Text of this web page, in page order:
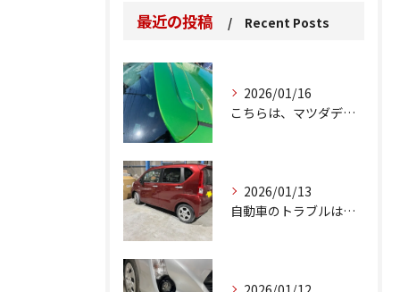
最近の投稿 Recent Posts
2026/01/16
こちらは、マツダデミオのゲートのルーフスポイラーで、経年劣化...
2026/01/13
自動車のトラブルは、日常生活において避けられない出来事の一つ...